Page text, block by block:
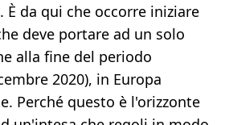
da qui che occorre iniziare
deve portare ad un solo
alla fine del periodo
2020), in Europa
Perché questo è l'orizzonte